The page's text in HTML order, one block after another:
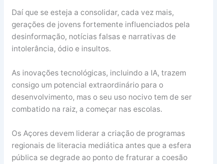
Daí que se esteja a consolidar, cada vez mais,
gerações de jovens fortemente influenciados pela
desinformação, notícias falsas e narrativas de
intolerância, ódio e insultos.
As inovações tecnológicas, incluindo a IA, trazem
consigo um potencial extraordinário para o
desenvolvimento, mas o seu uso nocivo tem de ser
combatido na raiz, a começar nas escolas.
Os Açores devem liderar a criação de programas
regionais de literacia mediática antes que a esfera
pública se degrade ao ponto de fraturar a coesão